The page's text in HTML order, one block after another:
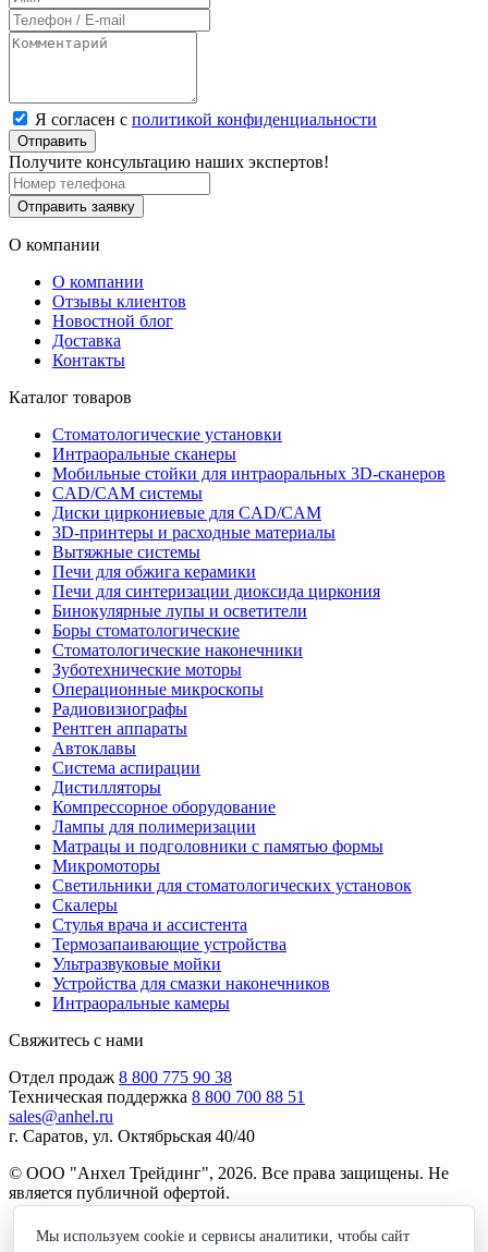
Я согласен с политикой конфиденциальности
Отправить
Получите консультацию наших экспертов!
Отправить заявку
О компании
О компании
Отзывы клиентов
Новостной блог
Доставка
Контакты
Каталог товаров
Стоматологические установки
Интраоральные сканеры
Мобильные стойки для интраоральных 3D-сканеров
CAD/CAM системы
Диски циркониевые для CAD/CAM
3D-принтеры и расходные материалы
Вытяжные системы
Печи для обжига керамики
Печи для синтеризации диоксида циркония
Бинокулярные лупы и осветители
Боры стоматологические
Стоматологические наконечники
Зуботехнические моторы
Операционные микроскопы
Радиовизиографы
Рентген аппараты
Автоклавы
Система аспирации
Дистилляторы
Компрессорное оборудование
Лампы для полимеризации
Матрацы и подголовники с памятью формы
Микромоторы
Светильники для стоматологических установок
Скалеры
Стулья врача и ассистента
Термозапаивающие устройства
Ультразвуковые мойки
Устройства для смазки наконечников
Интраоральные камеры
Свяжитесь с нами
Отдел продаж 8 800 775 90 38
Техническая поддержка 8 800 700 88 51
sales@anhel.ru
г. Саратов, ул. Октябрьская 40/40
© ООО "Анхел Трейдинг", 2026. Все права защищены. Не
является публичной офертой.
Политика обработки персональных данных
Мы используем cookie и сервисы аналитики, чтобы сайт